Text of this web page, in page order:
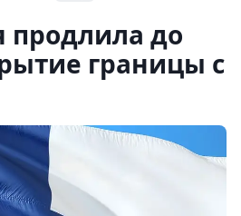
до
границы с